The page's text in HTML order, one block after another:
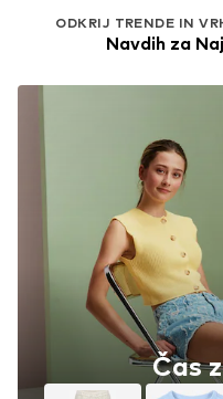
ODKRIJ TRENDE IN
Navdih za
Čas